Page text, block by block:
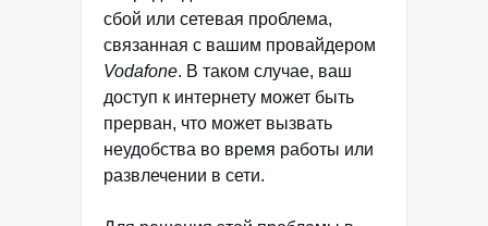
сбой или сетевая проблема,
связанная с вашим провайдером
Vodafone. В таком случае, ваш
доступ к интернету может быть
прерван, что может вызвать
неудобства во время работы или
развлечении в сети.